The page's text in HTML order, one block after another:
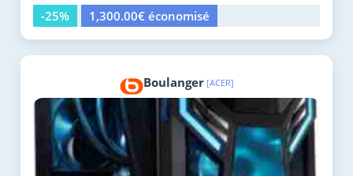
-25%
1,300.00€ économisé
Boulanger [ACER]